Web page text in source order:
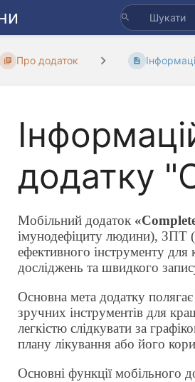
Про додаток
додатку
Мобільний додаток «
імунодефіциту людини), ЗПТ
ефективного інструменту для
досліджень та швидкого
Основна мета додатку
зручних інструментів для
легкістю слідкувати за
плану лікування або його
Основні функції мобільного